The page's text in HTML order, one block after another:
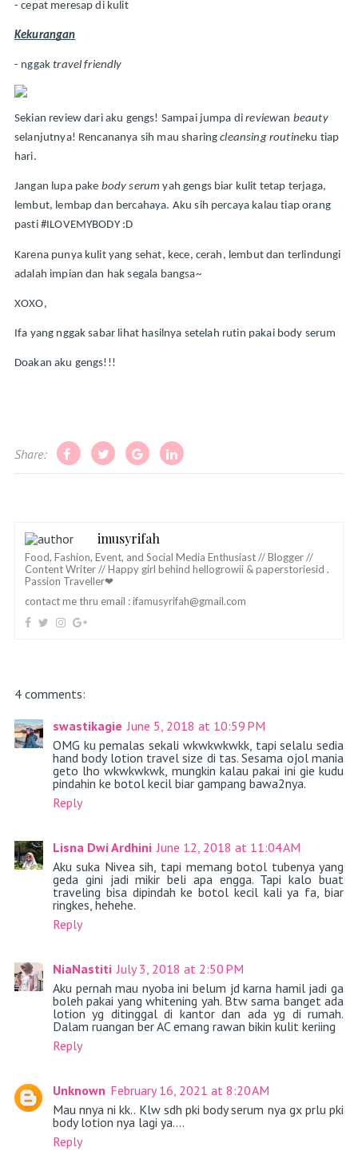
- cepat meresap di kulit
Kekurangan
- nggak travel friendly
Sekian review dari aku gengs! Sampai jumpa di reviewan beauty
selanjutnya! Rencananya sih mau sharing cleansing routineku tiap
hari.
Jangan lupa pake body serum yah gengs biar kulit tetap terjaga,
lembut, lembap dan bercahaya. Aku sih percaya kalau tiap orang
pasti #ILOVEMYBODY :D
Karena punya kulit yang sehat, kece, cerah, lembut dan terlindungi
adalah impian dan hak segala bangsa~
XOXO,
Ifa yang nggak sabar lihat hasilnya setelah rutin pakai body serum
Doakan aku gengs!!!
Share:
imusyrifah
Food, Fashion, Event, and Social Media Enthusiast // Blogger //
Content Writer // Happy girl behind hellogrowii & paperstoriesid .
Passion Traveller❤
contact me thru email :ifamusyrifah@gmail.com
4 comments:
swastikagie June 5, 2018 at 10:59 PM
OMG ku pemalas sekali wkwkwkwkk, tapi selalu sedia
hand body lotion travel size di tas. Sesama ojol mania
geto lho wkwkwkwk, mungkin kalau pakai ini gie kudu
pindahin ke botol kecil biar gampang bawa2nya.
Reply
Lisna Dwi Ardhini June 12, 2018 at 11:04 AM
Aku suka Nivea sih, tapi memang botol tubenya yang
geda gini jadi mikir beli apa engga. Tapi kalo buat
traveling bisa dipindah ke botol kecil kali ya fa, biar
ringkes, hehehe.
Reply
NiaNastiti July 3, 2018 at 2:50 PM
Aku pernah mau nyoba ini belum jd karna hamil jadi ga
boleh pakai yang whitening yah. Btw sama banget ada
lotion yg ditinggal di kantor dan ada yg di rumah.
Dalam ruangan ber AC emang rawan bikin kulit keriing
Reply
Unknown February 16, 2021 at 8:20 AM
Mau nnya ni kk.. Klw sdh pki body serum nya gx prlu pki
body lotion nya lagi ya....
Reply